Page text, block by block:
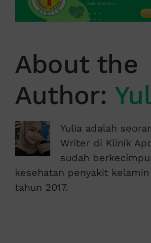
About the
Author:
Yulia adalah
Writer di Klinik
sudah
kesehatan penyakit
tahun 2017.